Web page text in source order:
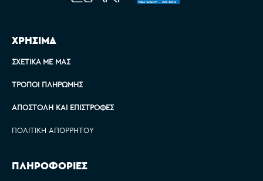
ΧΡΗΣΙΜΑ
ΣΧΕΤΙΚΆ ΜΕ ΜΑΣ
ΤΡΌΠΟΙ ΠΛΗΡΩΜΉΣ
ΑΠΟΣΤΟΛΉ ΚΑΙ ΕΠΙΣΤΡΟΦΈΣ
ΠΟΛΙΤΙΚΉ ΑΠΟΡΡΉΤΟΥ
ΠΛΗΡΟΦΟΡΙΕΣ